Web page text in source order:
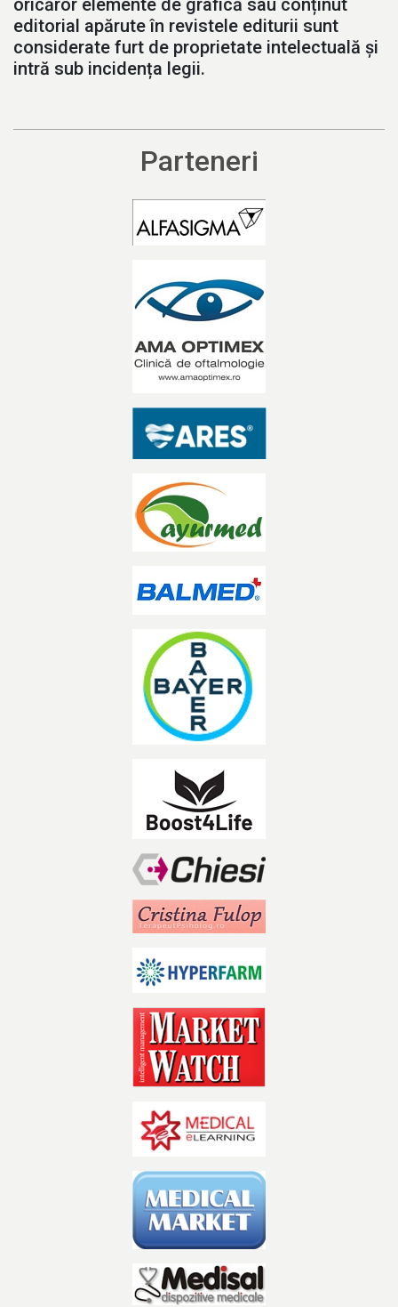
editorial apărute în revistele editurii sunt
considerate furt de proprietate intelectuală și
intră sub incidența legii.
Parteneri